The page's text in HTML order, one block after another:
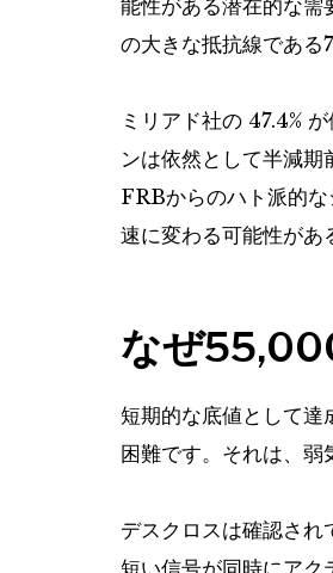
能性がある潜在的な
の大きな抵抗線である
ミリアド社の 47.4%
ンは依然として半減期
FRBからのハト派的
速に変わる可能性があ
なぜ
短期的な底値として達
困難です。それは、弱
デスクロスは確認さ